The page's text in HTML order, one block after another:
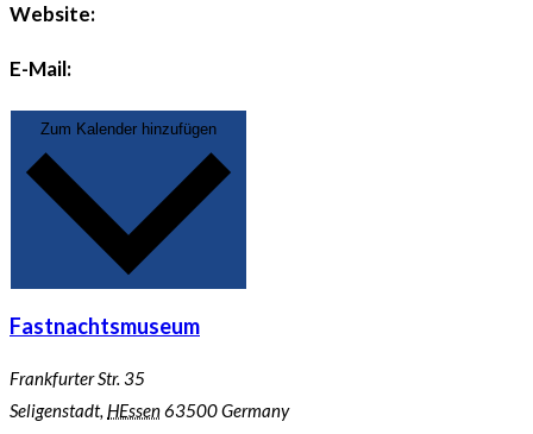
Website:
E-Mail:
Fastnachtsmuseum
Frankfurter Str. 35
Seligenstadt, HEssen63500Germany